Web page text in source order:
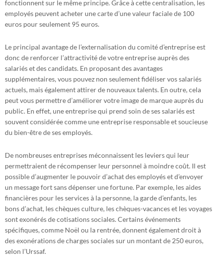
fonctionnent sur le même principe. Grâce à cette centralisation, les
employés peuvent acheter une carte d’une valeur faciale de 100
euros pour seulement 95 euros.
Le principal avantage de l’externalisation du comité d’entreprise est
donc de renforcer l’attractivité de votre entreprise auprès des
salariés et des candidats. En proposant des avantages
supplémentaires, vous pouvez non seulement fidéliser vos salariés
actuels, mais également attirer de nouveaux talents. En outre, cela
peut vous permettre d’améliorer votre image de marque auprès du
public. En effet, une entreprise qui prend soin de ses salariés est
souvent considérée comme une entreprise responsable et soucieuse
du bien-être de ses employés.
De nombreuses entreprises méconnaissent les leviers qui leur
permettraient de récompenser leur personnel à moindre coût. Il est
possible d’augmenter le pouvoir d’achat des employés et d’envoyer
un message fort sans dépenser une fortune. Par exemple, les aides
financières pour les services à la personne, la garde d’enfants, les
bons d’achat, les chèques culture, les chèques-vacances et les voyages
sont exonérés de cotisations sociales. Certains événements
spécifiques, comme Noël ou la rentrée, donnent également droit à
des exonérations de charges sociales sur un montant de 250 euros,
selon l’Urssaf.